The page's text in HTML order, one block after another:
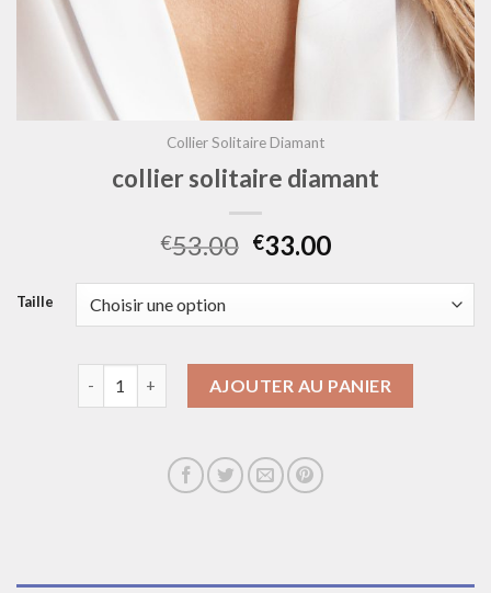
Collier Solitaire Diamant
collier solitaire diamant
€53.00 €33.00
Taille
AJOUTER AU PANIER